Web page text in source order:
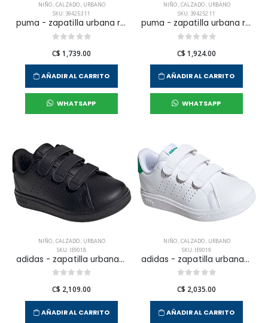
NIÑO,CALZADO, URBANO
SKU: 394253 11
puma - zapatilla urbana rickie classic v ps para niño junior
C$ 1,739.00
AÑADIR AL CARRITO
WHATSAPP
NIÑO,CALZADO, URBANO
SKU: 394252 11
puma - zapatilla urbana rickie classic para niño junior
C$ 1,924.00
AÑADIR AL CARRITO
WHATSAPP
NIÑO,CALZADO, URBANO
SKU: IE9018
adidas - zapatilla urbana advantage base para niño junior
C$ 2,109.00
AÑADIR AL CARRITO
NIÑO,CALZADO, URBANO
SKU: IE9019
adidas - zapatilla urbana advantage base 2.0 para niño junior
C$ 2,035.00
AÑADIR AL CARRITO